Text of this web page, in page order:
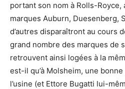
portant son nom à Rolls-Royce,
marques Auburn, Duesenberg,
d’autres disparaîtront au cours
grand nombre des marques de
retrouvent ainsi logées à la
est-il qu’à Molsheim, une
l’usine (et Ettore Bugatti lui-